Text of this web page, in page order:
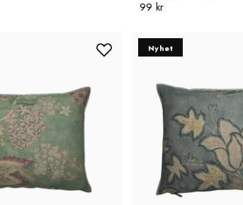
99 kr
Nyhet